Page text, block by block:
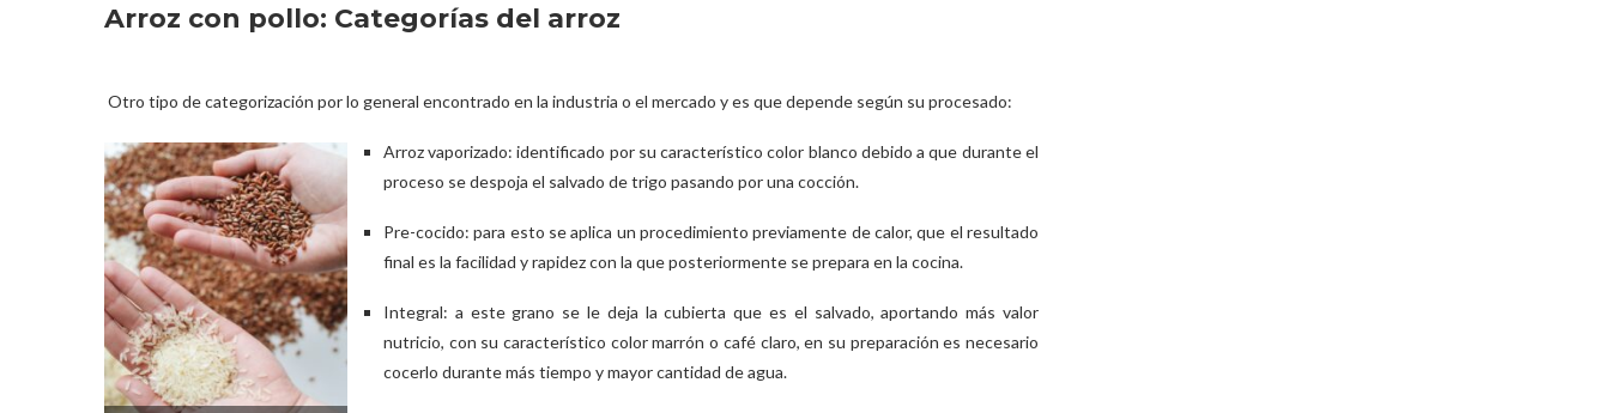
Arroz con pollo: Categorías del arroz
Otro tipo de categorización por lo general encontrado en la industria o el mercado y es que depende según su procesado:
Arroz vaporizado: identificado por su característico color blanco debido a que durante el
proceso se despoja el salvado de trigo pasando por una cocción.
Pre-cocido: para esto se aplica un procedimiento previamente de calor, que el resultado
final es la facilidad y rapidez con la que posteriormente se prepara en la cocina.
Integral: a este grano se le deja la cubierta que es el salvado, aportando más valor
nutricio, con su característico color marrón o café claro, en su preparación es necesario
cocerlo durante más tiempo y mayor cantidad de agua.